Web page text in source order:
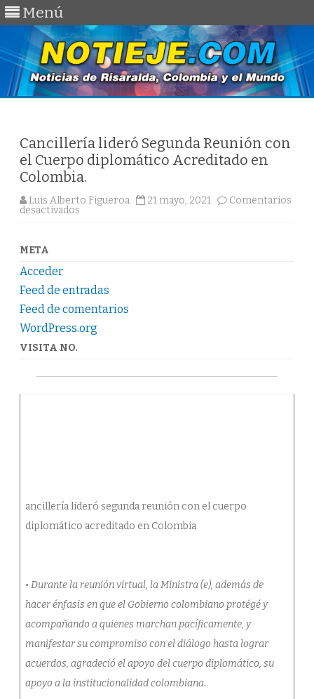
Menú
Cancillería lideró Segunda Reunión con
el Cuerpo diplomático Acreditado en
Colombia.
Luis Alberto Figueroa 21 mayo, 2021
Comentarios
desactivados
diplomático
Acreditado
en
META
Acceder
Feed de entradas
Feed de comentarios
WordPress.org
VISITA NO.
ancillería lideró segunda reunión con el cuerpo
diplomático acreditado en Colombia
• Durante la reunión virtual, la Ministra (e), además de
hacer énfasis en que el Gobierno colombiano protégé y
acompañando a quienes marchan pacíficamente, y
manifestar su compromiso con el diálogo hasta lograr
acuerdos, agradeció el apoyo del cuerpo diplomático, su
apoyo a la institucionalidad colombiana.